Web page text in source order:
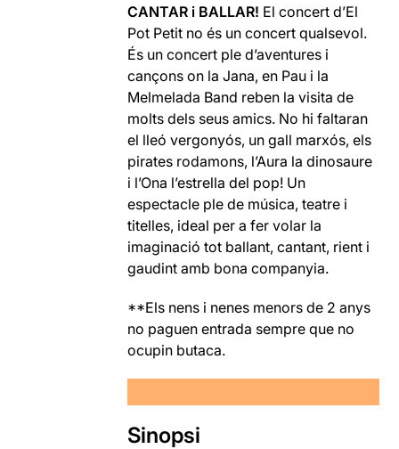
CANTAR i BALLAR! El concert d’El
Pot Petit no és un concert qualsevol.
És un concert ple d’aventures i
cançons on la Jana, en Pau i la
Melmelada Band reben la visita de
molts dels seus amics. No hi faltaran
el lleó vergonyós, un gall marxós, els
pirates rodamons, l’Aura la dinosaure
i l’Ona l’estrella del pop! Un
espectacle ple de música, teatre i
titelles, ideal per a fer volar la
imaginació tot ballant, cantant, rient i
gaudint amb bona companyia.
**Els nens i nenes menors de 2 anys
no paguen entrada sempre que no
ocupin butaca.
Sinopsi